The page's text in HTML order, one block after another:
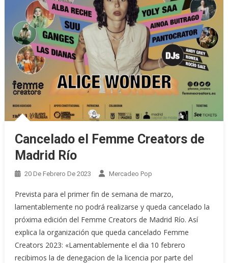
Cancelado el Femme Creators de
Madrid Río
20 De Febrero De 2023 Mercadeo Pop
Prevista para el primer fin de semana de marzo,
lamentablemente no podrá realizarse y queda cancelado la
próxima edición del Femme Creators de Madrid Río. Así
explica la organización que queda cancelado Femme
Creators 2023: «Lamentablemente el dia 10 febrero
recibimos la de denegacion de la licencia por parte del